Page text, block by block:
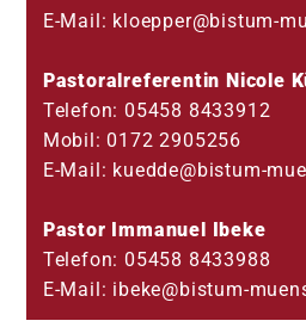
09
E-Mail: kloepper@bistum-
Pastoralreferentin Nicole
Telefon: 05458 8433912
Mobil: 0172 2905256
E-Mail: kuedde@bistum-
Pastor Immanuel Ibeke
Telefon: 05458 8433988
E-Mail: ibeke@bistum-